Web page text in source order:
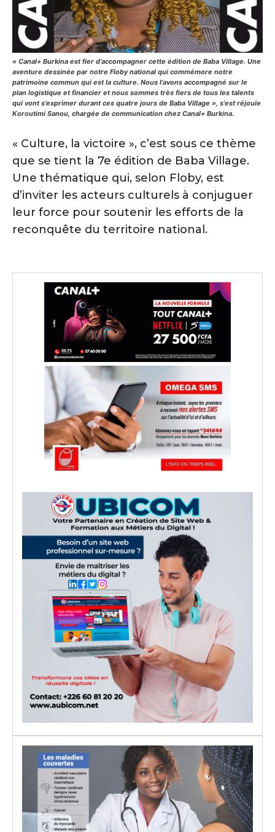
« Canal+ Burkina est fier d’accompagner cette édition de Baba Village. Une
aventure dessinée par notre Floby national qui commémore notre
patrimoine commun qui est la culture. Nous l’avons accompagné sur le
plan logistique et financier et nous sommes très fiers de tous les talents
qui vont s’exprimer durant ces quatre jours de Baba Village », s’est réjouie
Koroutimi Sanou, chargée de communication chez Canal+ Burkina.
« Culture, la victoire », c’est sous ce thème
que se tient la 7e édition de Baba Village.
Une thématique qui, selon Floby, est
d’inviter les acteurs culturels à conjuguer
leur force pour soutenir les efforts de la
reconquête du territoire national.